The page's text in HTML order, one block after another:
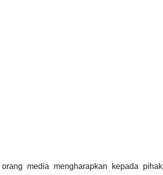
media mengharapkan kepada pihak